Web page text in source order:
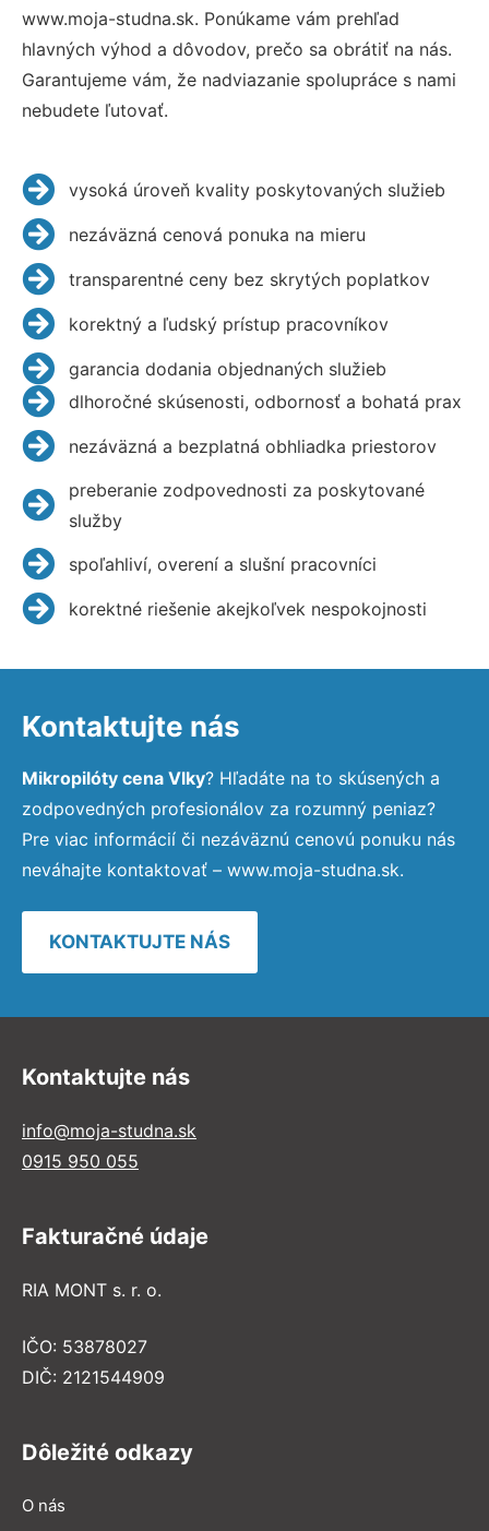
www.moja-studna.sk. Ponúkame vám prehľad
hlavných výhod a dôvodov, prečo sa obrátiť na nás.
Garantujeme vám, že nadviazanie spolupráce s nami
nebudete ľutovať.
vysoká úroveň kvality poskytovaných služieb
nezáväzná cenová ponuka na mieru
transparentné ceny bez skrytých poplatkov
korektný a ľudský prístup pracovníkov
garancia dodania objednaných služieb
dlhoročné skúsenosti, odbornosť a bohatá prax
nezáväzná a bezplatná obhliadka priestorov
preberanie zodpovednosti za poskytované
služby
spoľahliví, overení a slušní pracovníci
korektné riešenie akejkoľvek nespokojnosti
Kontaktujte nás
Mikropilóty cena Vlky? Hľadáte na to skúsených a
zodpovedných profesionálov za rozumný peniaz?
Pre viac informácií či nezáväznú cenovú ponuku nás
neváhajte kontaktovať – www.moja-studna.sk.
KONTAKTUJTE NÁS
Kontaktujte nás
info@moja-studna.sk
0915 950 055
Fakturačné údaje
RIA MONT s. r. o.
IČO: 53878027
DIČ: 2121544909
Dôležité odkazy
O nás